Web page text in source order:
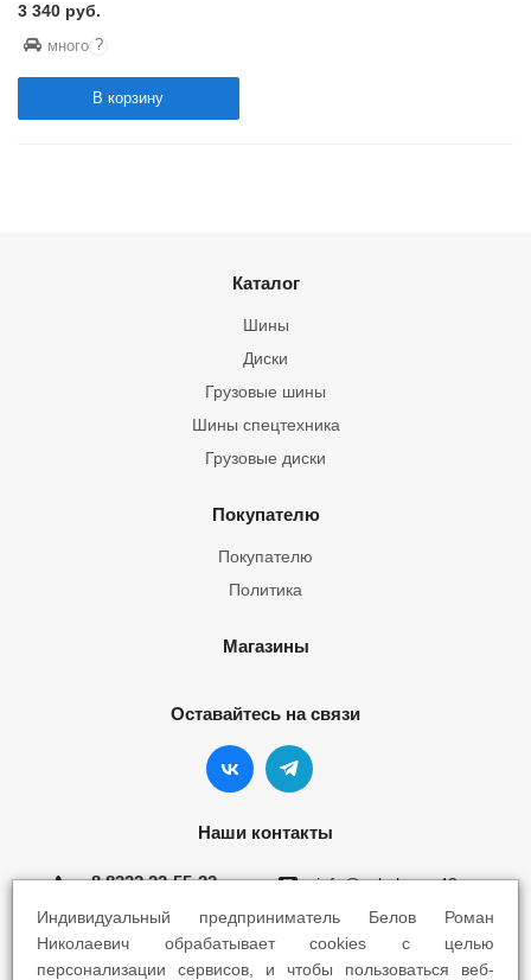
3 340 руб.
много ?
В корзину
Каталог
Шины
Грузовые шины
Шины спецтехника
Диски
Грузовые диски
Покупателю
Покупателю
Политика
Магазины
Оставайтесь на связи
Наши контакты
8 8332 22-55-22 info@yokohama43.ru
Киров, ул. Ломоносова 5Б
Индивидуальный предприниматель Белов Роман
Николаевич обрабатывает cookies с целью
персонализации сервисов, и чтобы пользоваться веб-